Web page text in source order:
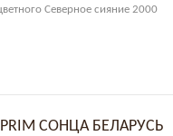
Северное сияние 2000
СОНЦА БЕЛАРУСЬ